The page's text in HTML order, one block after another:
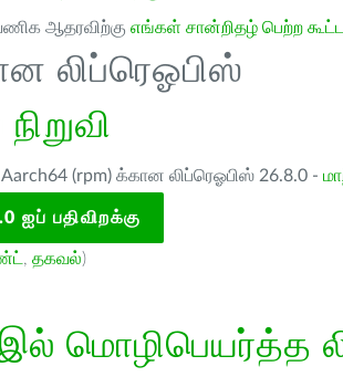
ஆதரவிற்கு எங்கள் சான்றிதழ் பெற்ற
லிப்ரெஓபிஸ்
(rpm) க்கான லிப்ரெஓபிஸ் 26.8.0 -
ஐப் பதிவிறக்கு
, தகவல்)
மொழிபெயர்த்த